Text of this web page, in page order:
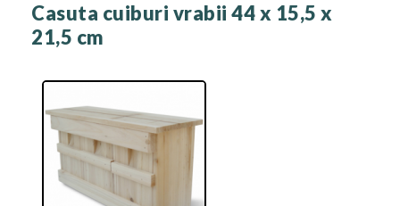
Casuta cuiburi vrabii 44 x 15,5 x
21,5 cm